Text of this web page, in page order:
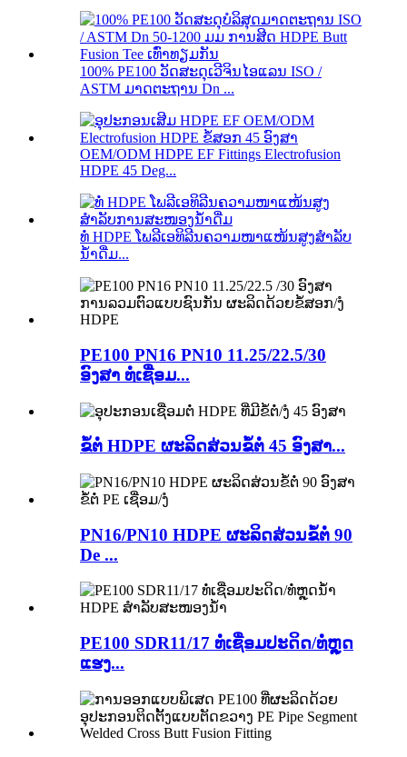
100% PE100 ວັດສະດຸເວີຈິນໄອແລນ ISO /
ASTM ມາດຕະຖານ Dn ...
OEM/ODM HDPE EF Fittings Electrofusion
HDPE 45 Deg...
ທໍ່ HDPE ໂພລີເອທິລີນຄວາມໜາແໜ້ນສູງສຳລັບ
ນ້ຳດື່ມ...
PE100 PN16 PN10 11.25/22.5/30
ອົງສາ ທໍ່ເຊື່ອມ...
ຂໍ້ຕໍ່ HDPE ຜະລິດສ່ວນຂໍ້ຕໍ່ 45 ອົງສາ...
PN16/PN10 HDPE ຜະລິດສ່ວນຂໍ້ຕໍ່ 90
De ...
PE100 SDR11/17 ທໍ່ເຊື່ອມປະດິດ/ທໍ່ຫຼຸດ
ແຮງ...